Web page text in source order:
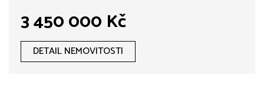
3 450 000 Kč
DETAIL NEMOVITOSTI